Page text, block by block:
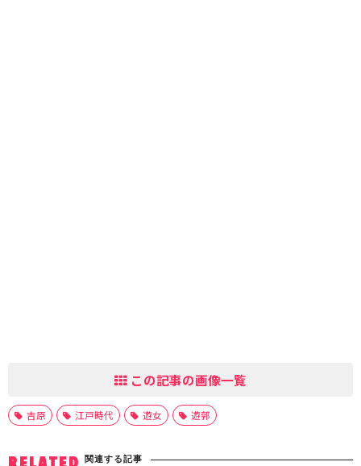
この記事の画像一覧
吉原 江戸時代 遊女 遊郭
関連する記事